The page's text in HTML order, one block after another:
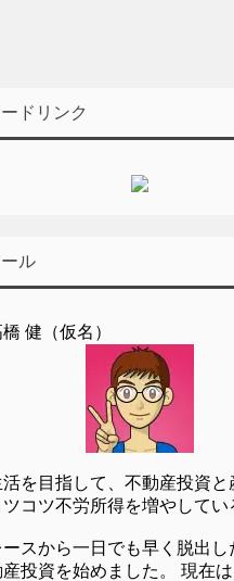
ドリンク
ル
健（仮名）
活を目指して、不動産投資
コツ不労所得を増やしてい
スから一日でも早く脱出
投資を始めました。 現在